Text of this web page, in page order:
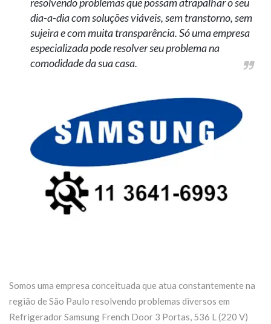
dia-a-dia com soluções viáveis, sem transtorno, sem
sujeira e com muita transparência. Só uma empresa
especializada pode resolver seu problema na
comodidade da sua casa.
Somos uma empresa conceituada que atua constantemente na
região de São Paulo resolvendo problemas diversos em
Refrigerador Samsung French Door 3 Portas, 536 L (220 V)